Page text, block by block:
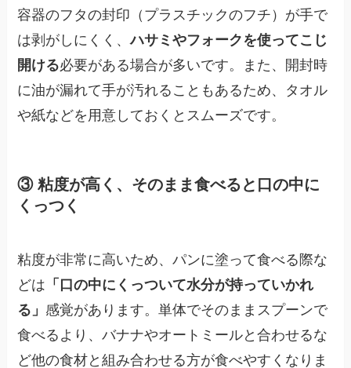
容器のフタの封印（プラスチックのフチ）が手で
は剥がしにくく、ハサミやフォークを使ってこじ
開ける必要がある場合が多いです。また、開封時
に油が漏れて手が汚れることもあるため、タオル
や紙などを用意しておくとスムーズです。
③ 粘度が高く、そのまま食べると口の中に
くっつく
粘度が非常に高いため、パンに塗って食べる際な
どは 「口の中にくっついて水分が持っていかれ
る」 感覚があります。単体でそのままスプーンで
食べるより、バナナやオートミールと合わせるな
ど他の食材と組み合わせる方が食べやすくなりま